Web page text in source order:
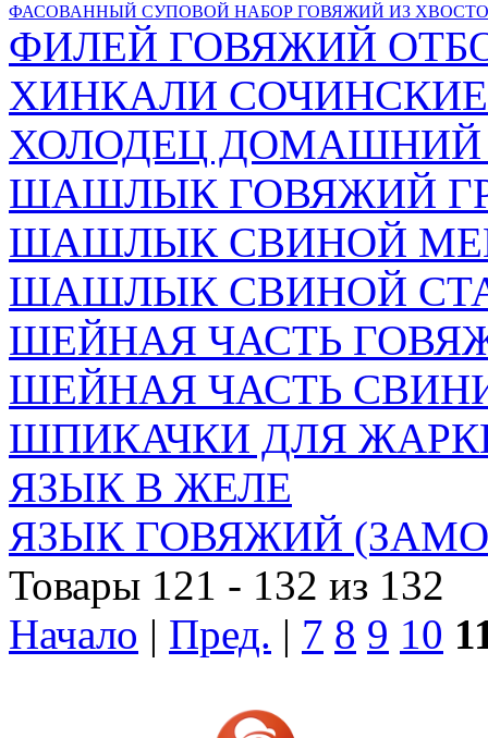
ФАСОВАННЫЙ СУПОВОЙ НАБОР ГОВЯЖИЙ ИЗ
ФИЛЕЙ ГОВЯЖИЙ
ХИНКАЛИ СОЧИНСКИЕ
ХОЛОДЕЦ ДОМАШНИЙ
ШАШЛЫК ГОВЯЖИЙ
ШАШЛЫК СВИНОЙ
ШАШЛЫК СВИНОЙ
ШЕЙНАЯ ЧАСТЬ
ШЕЙНАЯ ЧАСТЬ
ШПИКАЧКИ ДЛЯ
ЯЗЫК В ЖЕЛЕ
ЯЗЫК ГОВЯЖИЙ
Товары 121 - 132 из 132
Начало | Пред. | 7 8 9 10